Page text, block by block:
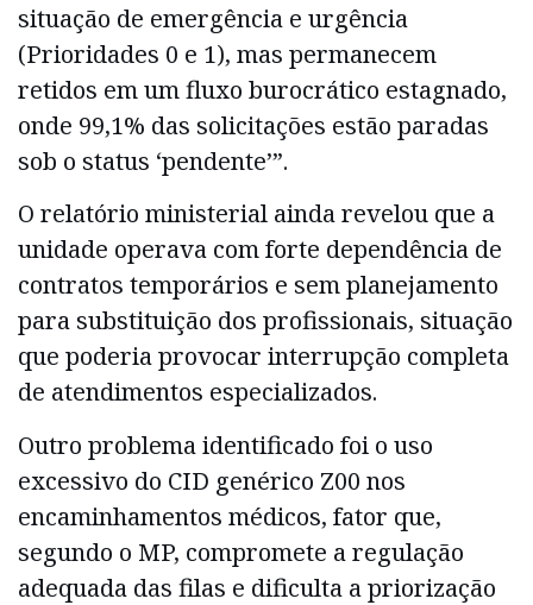
situação de emergência e urgência
(Prioridades 0 e 1), mas permanecem
retidos em um fluxo burocrático estagnado,
onde 99,1% das solicitações estão paradas
sob o status ‘pendente’”.
O relatório ministerial ainda revelou que a
unidade operava com forte dependência de
contratos temporários e sem planejamento
para substituição dos profissionais, situação
que poderia provocar interrupção completa
de atendimentos especializados.
Outro problema identificado foi o uso
excessivo do CID genérico Z00 nos
encaminhamentos médicos, fator que,
segundo o MP, compromete a regulação
adequada das filas e dificulta a priorização